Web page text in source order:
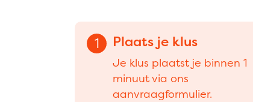
1 Plaats je klus
Je klus plaatst je binnen 1
minuut via ons
aanvraagformulier.